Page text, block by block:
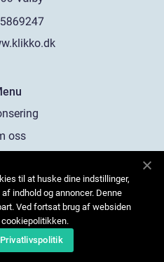
oss
oss
til at huske dine indstillinger,
indhold og annoncer. Denne
Ved fortsat brug af websiden
Privatlivspolitik